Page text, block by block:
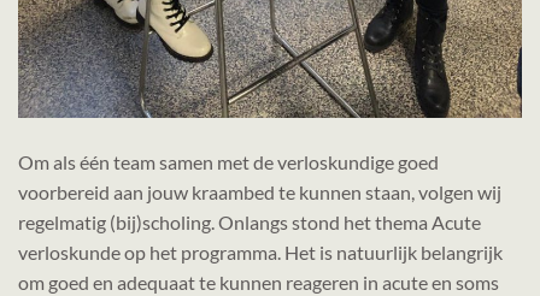
Om als één team samen met de verloskundige goed
voorbereid aan jouw kraambed te kunnen staan, volgen wij
regelmatig (bij)scholing. Onlangs stond het thema Acute
verloskunde op het programma. Het is natuurlijk belangrijk
om goed en adequaat te kunnen reageren in acute en soms